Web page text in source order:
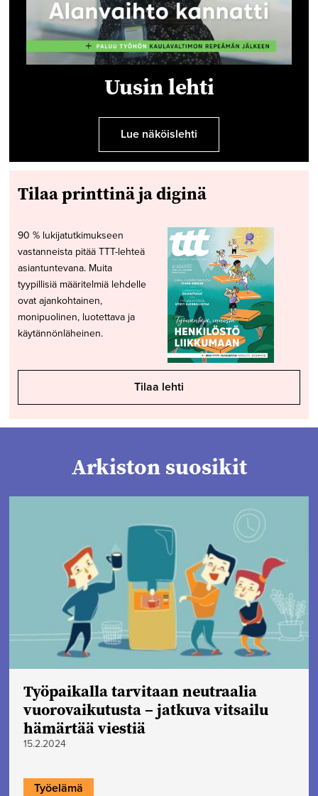
Uusin lehti
Lue näköislehti
Tilaa printtinä ja diginä
90 % lukijatutkimukseen
vastanneista pitää TTT-lehteä
asiantuntevana. Muita
tyypillisiä määritelmiä lehdelle
ovat ajankohtainen,
monipuolinen, luotettava ja
käytännönläheinen.
Tilaa lehti
Arkiston suosikit
Työpaikalla tarvitaan neutraalia
vuorovaikutusta – jatkuva vitsailu
hämärtää viestiä
15.2.2024
Työelämä